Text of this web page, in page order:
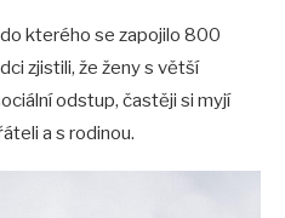
kterého se zapojilo 800
zjistili, že ženy s větší
odstup, častěji si myjí
a s rodinou.